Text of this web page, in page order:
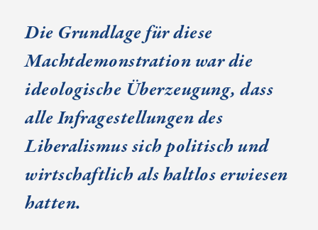
Die Grundlage für diese
Machtdemonstration war die
ideologische Überzeugung, dass
alle Infragestellungen des
Liberalismus sich politisch und
wirtschaftlich als haltlos erwiesen
hatten.